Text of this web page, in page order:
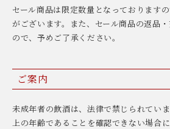
セール商品は限定数量となっております
がございます。また、セール商品の返品
ので、予めご了承ください。
ご案内
未成年者の飲酒は、法律で禁じられてい
上の年齢であることを確認できない場合